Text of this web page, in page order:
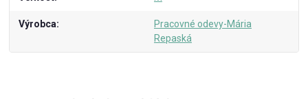
Výrobca
Pracovné odevy-Mária
Repaská